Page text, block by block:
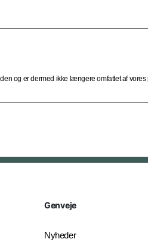
og er dermed ikke længere omfattet af vores
Genveje
Nyheder